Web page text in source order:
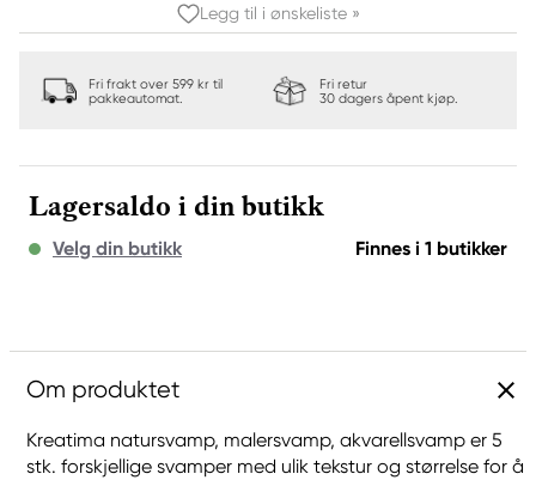
Legg til i ønskeliste »
Fri frakt over 599 kr til
pakkeautomat.
Fri retur
30 dagers åpent kjøp.
Lagersaldo i din butikk
Velg din butikk Finnes i 1 butikker
Om produktet
Kreatima natursvamp, malersvamp, akvarellsvamp er 5
stk. forskjellige svamper med ulik tekstur og størrelse for å